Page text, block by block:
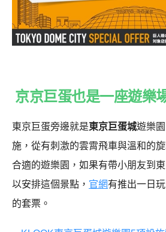
京京巨蛋也是一座遊樂
東京巨蛋旁邊就是東京巨蛋城遊樂
施，從有刺激的雲霄飛車與溫和的
合適的遊樂園，如果有帶小朋友到
以安排這個景點， 官網有推出一日
的套票。